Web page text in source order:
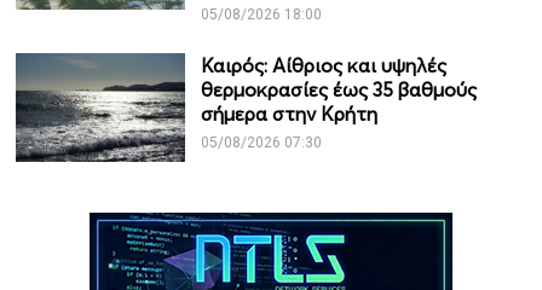
05/08/2026 18:00
Καιρός: Αίθριος και υψηλές
θερμοκρασίες έως 35 βαθμούς
σήμερα στην Κρήτη
05/08/2026 07:30